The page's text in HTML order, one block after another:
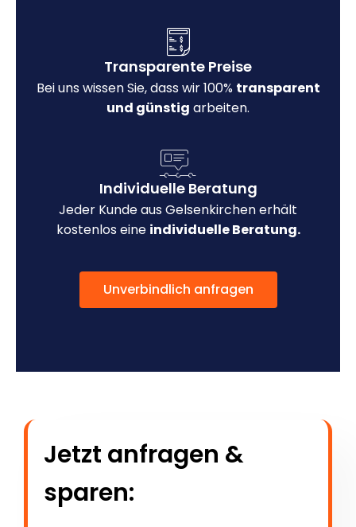
Transparente Preise
Bei uns wissen Sie, dass wir 100% transparent
und günstig arbeiten.
Individuelle Beratung
Jeder Kunde aus Gelsenkirchen erhält
kostenlos eine individuelle Beratung.
Unverbindlich anfragen
Jetzt anfragen &
sparen: